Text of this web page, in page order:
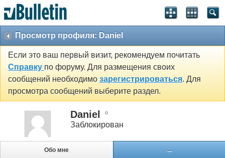
Просмотр профиля: Daniel
Если это ваш первый визит, рекомендуем почитать
Справку по форуму. Для размещения своих
сообщений необходимо зарегистрироваться. Для
просмотра сообщений выберите раздел.
Daniel
Заблокирован
Обо мне ...